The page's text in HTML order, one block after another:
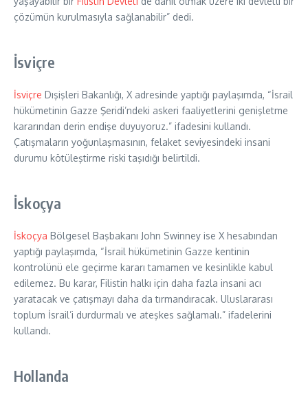
çözümün kurulmasıyla sağlanabilir” dedi.
İsviçre
İsviçre Dışişleri Bakanlığı, X adresinde yaptığı paylaşımda, “İsrail
hükümetinin Gazze Şeridi’ndeki askeri faaliyetlerini genişletme
kararından derin endişe duyuyoruz.” ifadesini kullandı.
Çatışmaların yoğunlaşmasının, felaket seviyesindeki insani
durumu kötüleştirme riski taşıdığı belirtildi.
İskoçya
İskoçya Bölgesel Başbakanı John Swinney ise X hesabından
yaptığı paylaşımda, “İsrail hükümetinin Gazze kentinin
kontrolünü ele geçirme kararı tamamen ve kesinlikle kabul
edilemez. Bu karar, Filistin halkı için daha fazla insani acı
yaratacak ve çatışmayı daha da tırmandıracak. Uluslararası
toplum İsrail’i durdurmalı ve ateşkes sağlamalı.” ifadelerini
kullandı.
Hollanda